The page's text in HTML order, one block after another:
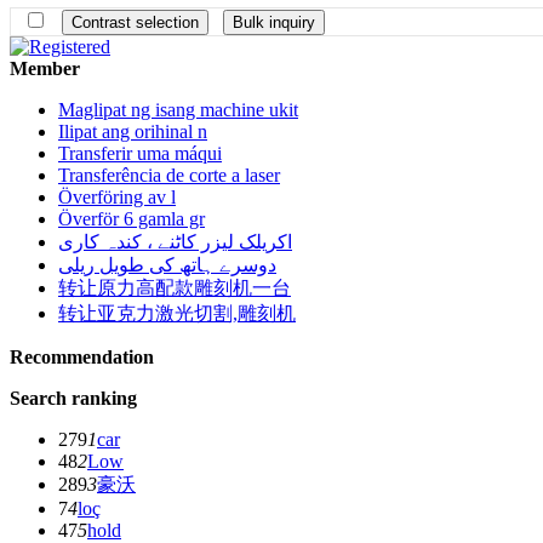
Member
Maglipat ng isang machine ukit
Ilipat ang orihinal n
Transferir uma máqui
Transferência de corte a laser
Överföring av l
Överför 6 gamla gr
اکریلک لیزر کاٹنے ، کندہ کاری
دوسرے ہاتھ کی طویل ریلی
转让原力高配款雕刻机一台
转让亚克力激光切割,雕刻机
Recommendation
Search ranking
2791car
482Low
2893豪沃
74loç
475hold